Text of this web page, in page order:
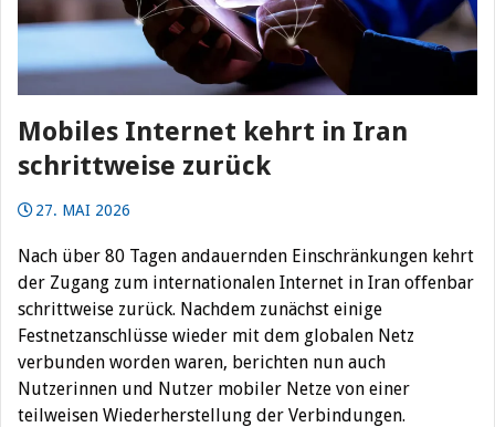
Mobiles Internet kehrt in Iran
schrittweise zurück
27. MAI 2026
Nach über 80 Tagen andauernden Einschränkungen kehrt
der Zugang zum internationalen Internet in Iran offenbar
schrittweise zurück. Nachdem zunächst einige
Festnetzanschlüsse wieder mit dem globalen Netz
verbunden worden waren, berichten nun auch
Nutzerinnen und Nutzer mobiler Netze von einer
teilweisen Wiederherstellung der Verbindungen.